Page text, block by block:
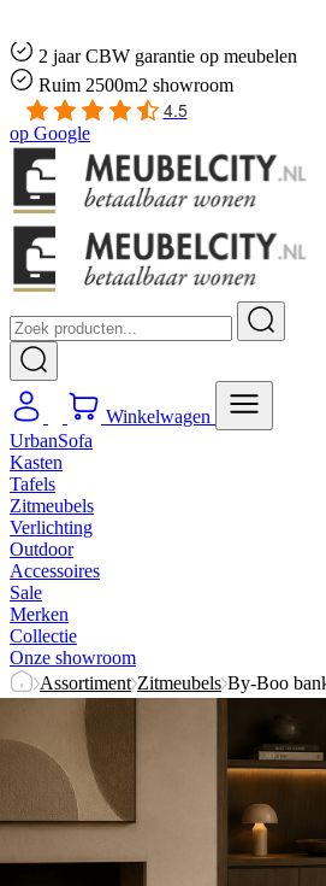
2 jaar CBW garantie op meubelen
Ruim 2500m2 showroom
4.5
op Google
Winkelwagen
UrbanSofa
Kasten
Tafels
Zitmeubels
Verlichting
Outdoor
Accessoires
Sale
Merken
Collectie
Onze showroom
Assortiment Zitmeubels By-Boo